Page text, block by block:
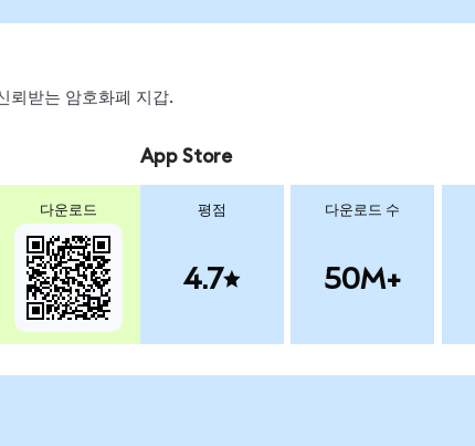
뢰받는 암호화폐 지갑.
다운로드
App Store
평점
4.7
다운로드 수
50M+